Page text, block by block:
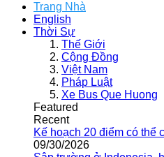
Trang Nhà
English
Thời Sự
Thế Giới
Cộng Đồng
Việt Nam
Pháp Luật
Xe Bus Que Huong
Featured
Recent
Kế hoạch 20 điểm có thể
09/30/2026